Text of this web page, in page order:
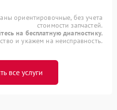
ориентировочные, без учета
стоимости запчастей.
на бесплатную диагностику.
и укажем на неисправность.
все услуги